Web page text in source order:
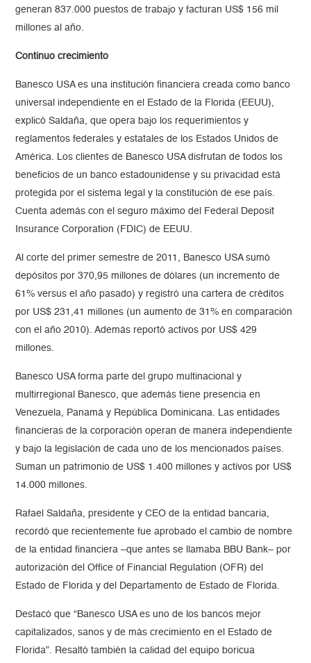
generan 837.000 puestos de trabajo y facturan US$ 156 mil
millones al año.
Continuo crecimiento
Banesco USA es una institución financiera creada como banco
universal independiente en el Estado de la Florida (EEUU),
explicó Saldaña, que opera bajo los requerimientos y
reglamentos federales y estatales de los Estados Unidos de
América. Los clientes de Banesco USA disfrutan de todos los
beneficios de un banco estadounidense y su privacidad está
protegida por el sistema legal y la constitución de ese país.
Cuenta además con el seguro máximo del Federal Deposit
Insurance Corporation (FDIC) de EEUU.
Al corte del primer semestre de 2011, Banesco USA sumó
depósitos por 370,95 millones de dólares (un incremento de
61% versus el año pasado) y registró una cartera de créditos
por US$ 231,41 millones (un aumento de 31% en comparación
con el año 2010). Además reportó activos por US$ 429
millones.
Banesco USA forma parte del grupo multinacional y
multirregional Banesco, que además tiene presencia en
Venezuela, Panamá y República Dominicana. Las entidades
financieras de la corporación operan de manera independiente
y bajo la legislación de cada uno de los mencionados países.
Suman un patrimonio de US$ 1.400 millones y activos por US$
14.000 millones.
Rafael Saldaña, presidente y CEO de la entidad bancaria,
recordó que recientemente fue aprobado el cambio de nombre
de la entidad financiera –que antes se llamaba BBU Bank– por
autorización del Office of Financial Regulation (OFR) del
Estado de Florida y del Departamento de Estado de Florida.
Destacó que “Banesco USA es uno de los bancos mejor
capitalizados, sanos y de más crecimiento en el Estado de
Florida”. Resaltó también la calidad del equipo boricua